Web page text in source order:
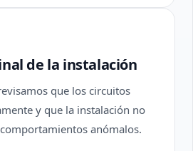
de la instalación
que los circuitos
y que la instalación no
anómalos.